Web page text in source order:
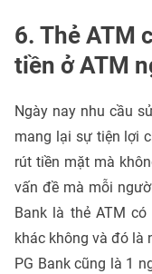
6. Thẻ ATM
tiền ở ATM
Ngày nay nhu cầu
mang lại sự tiện lợi
rút tiền mặt mà
vấn đề mà mỗi
Bank là thẻ ATM
khác không và đó là
PG Bank cũng là 1